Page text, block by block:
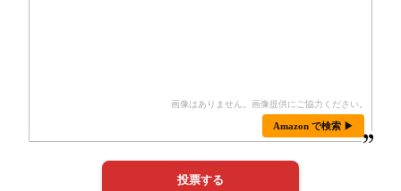
Amazon で検索 ▶